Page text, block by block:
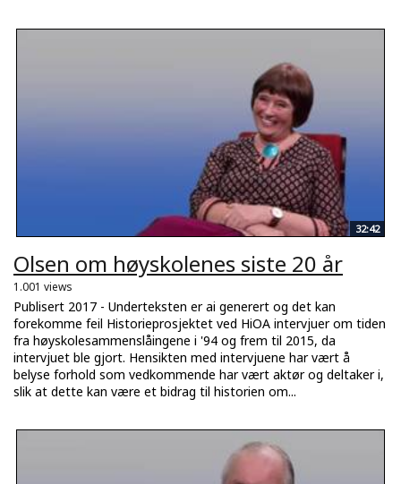
32:42
Olsen om høyskolenes siste 20 år
1.001 views
Publisert 2017 - Underteksten er ai generert og det kan
forekomme feil Historieprosjektet ved HiOA intervjuer om tiden
fra høyskolesammenslåingene i '94 og frem til 2015, da
intervjuet ble gjort. Hensikten med intervjuene har vært å
belyse forhold som vedkommende har vært aktør og deltaker i,
slik at dette kan være et bidrag til historien om...